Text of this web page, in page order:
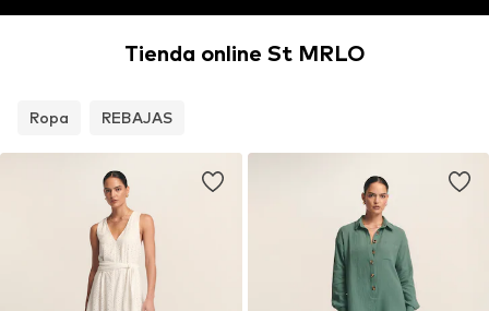
Tienda online St MRLO
Ropa REBAJAS